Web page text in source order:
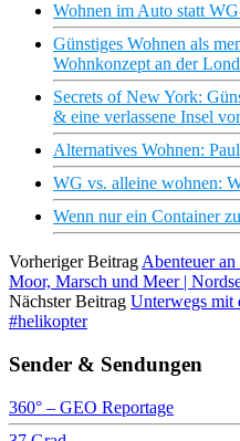
Wohnen im Auto statt
Günstiges Wohnen als
Wohnkonzept an der
Secrets of New York:
& eine verlassene Insel
Alternatives Wohnen:
WG vs. alleine wohnen:
Wenn nur ein Container
Vorheriger Beitrag Abenteuer
Moor, Marsch und Meer |
Nächster Beitrag Unterwegs mit
#helikopter
Sender & Sendungen
360° – GEO Reportage